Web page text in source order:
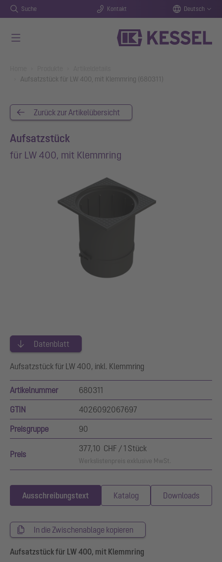
Suche Kontakt Deutsch
Aufsatzstück für LW 400, mit Klemmring (680311)
Zurück zur Artikelübersicht
Aufsatzstück
für LW 400, mit Klemmring
Datenblatt
Aufsatzstück für LW 400, inkl. Klemmring
Artikelnummer 680311
GTIN 4026092067697
Preisgruppe 90
Preis
377,10 CHF / 1 Stück
Werkslistenpreis exklusive MwSt.
Ausschreibungstext Katalog Downloads
In die Zwischenablage kopieren
Aufsatzstück für LW 400, mit Klemmring